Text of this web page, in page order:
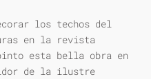
los techos del
en la revista
pinto esta bella obra en
de la ilustre